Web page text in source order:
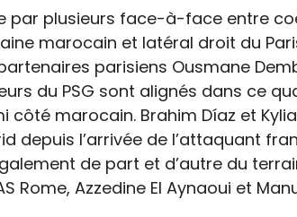
par plusieurs face-à-face entre
marocain et latéral droit du
parisiens Ousmane
du PSG sont alignés dans ce
côté marocain. Brahim Díaz et
depuis l’arrivée de l’attaquant
de part et d’autre du
Rome, Azzedine El Aynaoui et